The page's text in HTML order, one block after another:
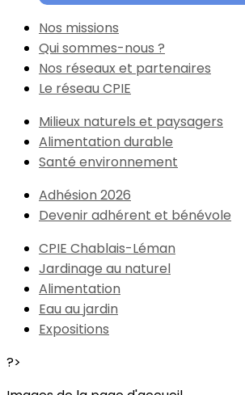
Nos missions
Qui sommes-nous ?
Nos réseaux et partenaires
Le réseau CPIE
Milieux naturels et paysagers
Alimentation durable
Santé environnement
Adhésion 2026
Devenir adhérent et bénévole
CPIE Chablais-Léman
Jardinage au naturel
Alimentation
Eau au jardin
Expositions
?>